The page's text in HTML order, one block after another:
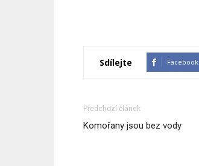
Sdílejte Facebook
Předchozí článek
Komořany jsou bez vody